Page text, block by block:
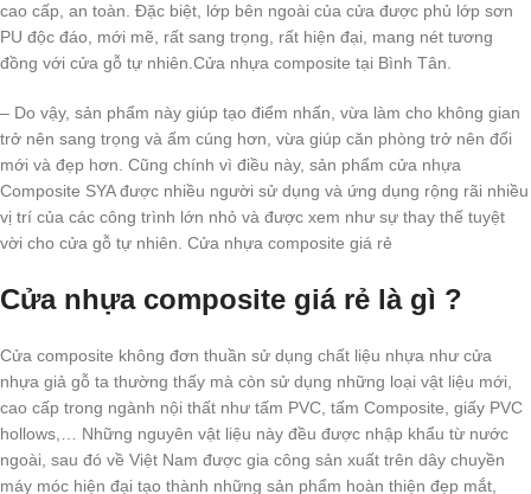
cao cấp, an toàn. Đặc biệt, lớp bên ngoài của cửa được phủ lớp sơn
PU độc đáo, mới mẽ, rất sang trọng, rất hiện đại, mang nét tương
đồng với cửa gỗ tự nhiên.Cửa nhựa composite tại Bình Tân.
– Do vậy, sản phẩm này giúp tạo điểm nhấn, vừa làm cho không gian
trở nên sang trọng và ấm cúng hơn, vừa giúp căn phòng trở nên đổi
mới và đẹp hơn. Cũng chính vì điều này, sản phẩm cửa nhựa
Composite SYA được nhiều người sử dụng và ứng dụng rộng rãi nhiều
vị trí của các công trình lớn nhỏ và được xem như sự thay thế tuyệt
vời cho cửa gỗ tự nhiên. Cửa nhựa composite giá rẻ
Cửa nhựa composite giá rẻ là gì ?
Cửa composite không đơn thuần sử dụng chất liệu nhựa như cửa
nhựa giả gỗ ta thường thấy mà còn sử dụng những loại vật liệu mới,
cao cấp trong ngành nội thất như tấm PVC, tấm Composite, giấy PVC
hollows,… Những nguyên vật liệu này đều được nhập khẩu từ nước
ngoài, sau đó về Việt Nam được gia công sản xuất trên dây chuyền
máy móc hiện đại tạo thành những sản phẩm hoàn thiện đẹp mắt,